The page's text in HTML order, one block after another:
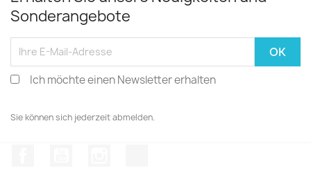
Sonderangebote
Ich möchte einen Newsletter erhalten
Sie können sich jederzeit abmelden.